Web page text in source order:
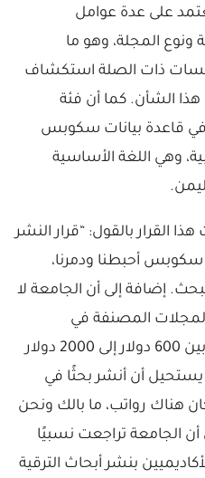
على عدة عوامل
المجلة، وهو ما
ذات الصلة استكشاف
هذا الشأن. كما أن فئة
قاعدة بيانات سكوبس
وهي اللغة الأساسية
القرار بالقول: “قرار النشر
أحبطنا ودمرنا،
إضافة إلى أن الجامعة لا
المصنفة في
سكوبس تطلب مبالغ تتراوح بين 600 دولار إلى 2000 دولار
يستحيل أن أنشر بحثًا في
هناك رواتب، ما بالك ونحن
أن الجامعة تراجعت نسبيًا
بنشر أبحاث الترقية